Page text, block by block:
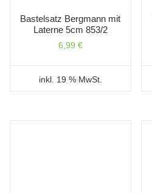
Bastelsatz Bergmann mit
Laterne 5cm 853/2
6,99 €
inkl. 19 % MwSt.